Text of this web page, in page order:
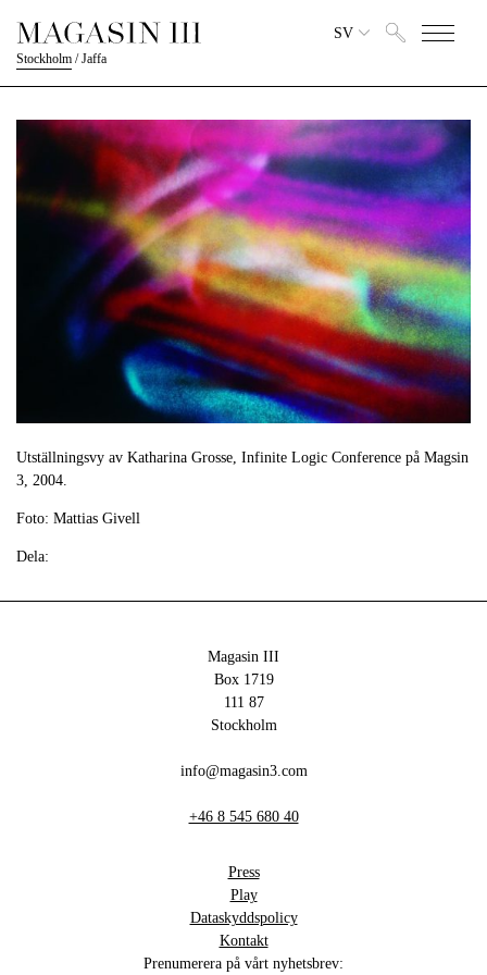
Stockholm /Jaffa
SV
Utställningsvy av Katharina Grosse, Infinite Logic Conference på Magsin
3, 2004.
Foto: Mattias Givell
Dela:
Magasin III
Box 1719
111 87
Stockholm
info@magasin3.com
+46 8 545 680 40
Press
Play
Dataskyddspolicy
Kontakt
Prenumerera på vårt nyhetsbrev: